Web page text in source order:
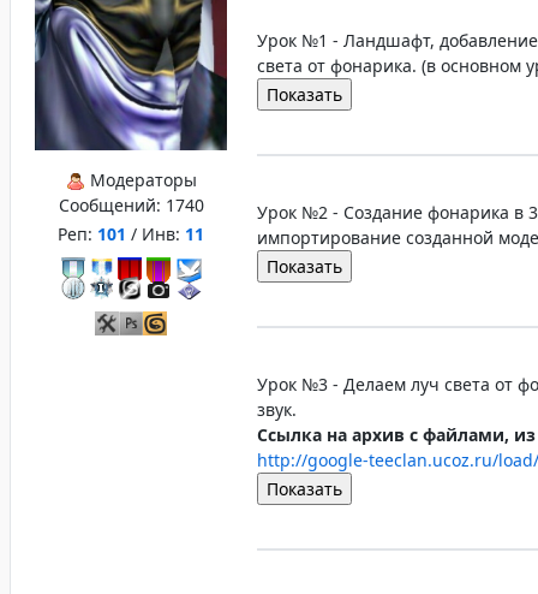
Модераторы
Сообщений: 1740
Реп: 101 / Инв: 11
Урок №1 - Ландшафт,
света от фонарика. (в основном
Урок №2 - Создание фонарика в
импортирование созданной
Урок №3 - Делаем луч света от
звук.
Ссылка на архив с файлами,
http://google-teeclan.ucoz.ru/